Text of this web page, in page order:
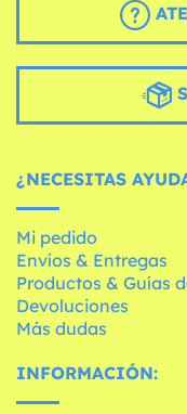
¿NECESITAS
Mi pedido
Envíos & Entregas
Productos & Guías
Devoluciones
Más dudas
INFORMACIÓN: